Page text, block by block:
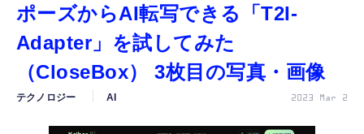
ガジェット
ゲーム
カルチャー
ポーズからAI転写できる「T2I-
Adapter」を試してみた
（CloseBox） 3枚目の写真・画像
テクノロジー AI 2023 Mar 2